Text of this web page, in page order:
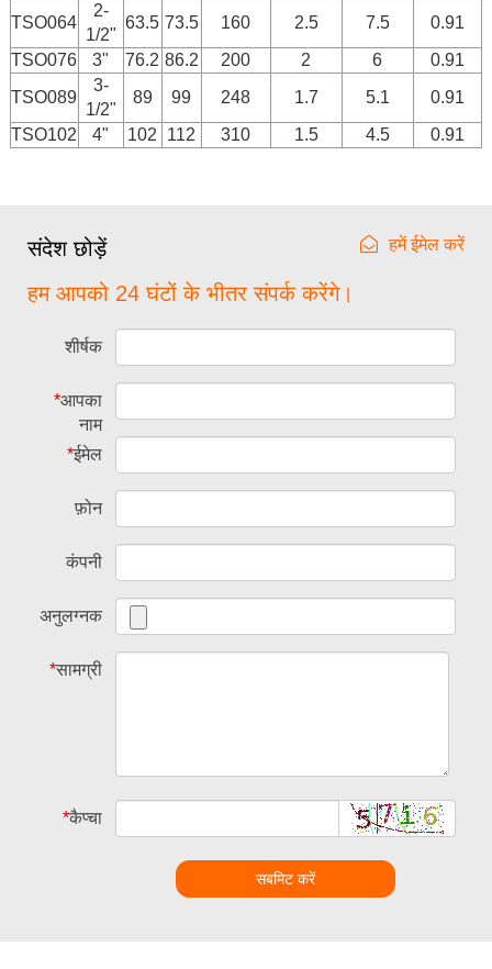
TSO064
2-
1/2"
63.5 73.5 160 2.5 7.5
0.91
TSO076
3" 76.2 86.2 200 2 6
0.91
TSO089
3-
1/2"
89 99 248 1.7 5.1
0.91
TSO102
4" 102 112 310 1.5 4.5 0.91
संदेश छोड़ें हमें ईमेल करें
हम आपको 24 घंटों के भीतर संपर्क करेंगे।
शीर्षक
*आपका
नाम
*ईमेल
फ़ोन
कंपनी
अनुलग्नक
*सामग्री
*कैप्चा
सबमिट करें